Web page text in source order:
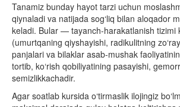
Tanamiz bunday hayot tarzi uchun
qiynaladi va natijada sog‘liq bilan aloqador
keladi. Bular — tayanch-harakatlanish tizimi
(umurtqaning qiyshayishi, radikulitning
panjalari va bilaklar asab-mushak
tortib, ko‘rish qobiliyatining pasayishi,
semizlikkachadir.
Agar soatlab kursida o‘tirmaslik ilojingiz